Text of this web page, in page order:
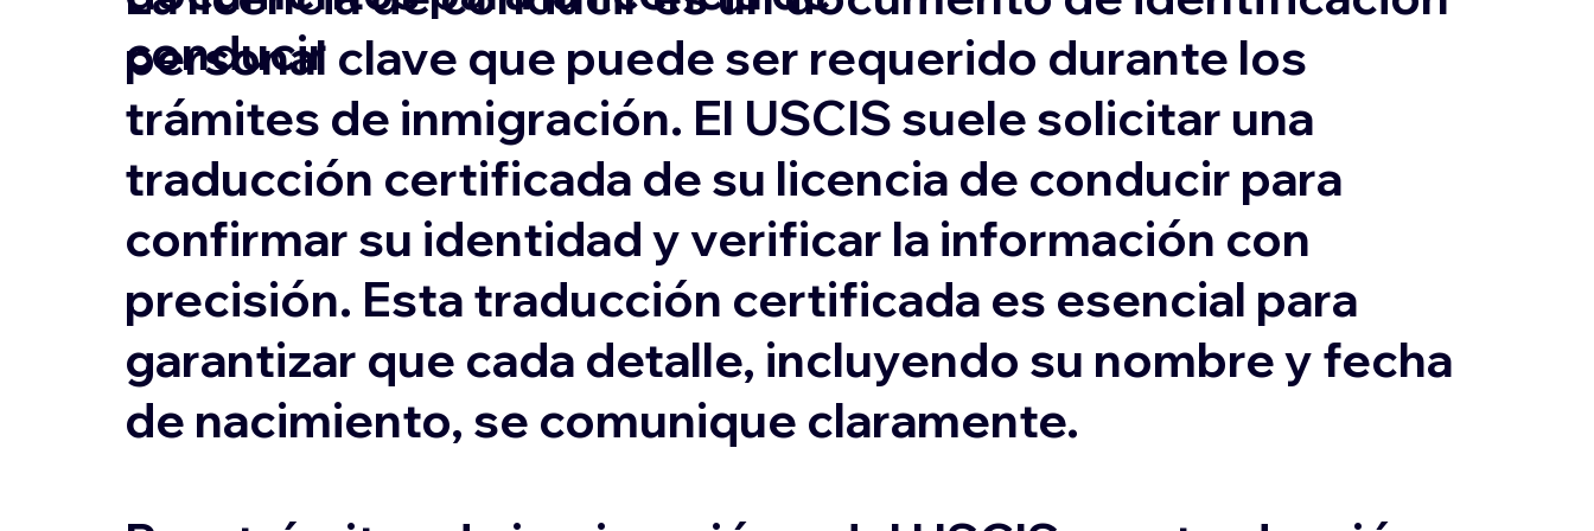
conducir
personal clave que puede ser requerido durante los
trámites de inmigración. El USCIS suele solicitar una
traducción certificada de su licencia de conducir para
confirmar su identidad y verificar la información con
precisión. Esta traducción certificada es esencial para
garantizar que cada detalle, incluyendo su nombre y fecha
de nacimiento, se comunique claramente.